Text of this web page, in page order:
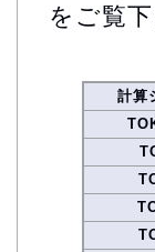
をご覧下
計算